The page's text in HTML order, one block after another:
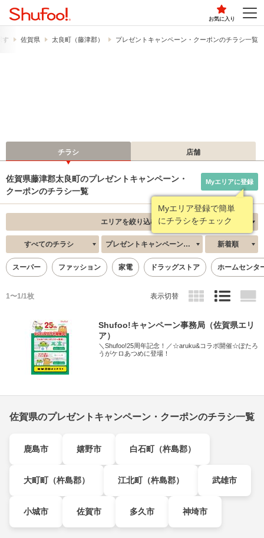
お気に入り
す 佐賀県 太良町（藤津郡） プレゼントキャンペーン・クーポンのチラシ一覧
チラシ 店舗
佐賀県藤津郡太良町のプレゼントキャンペーン・
クーポンのチラシ一覧
Myエリア登録で簡単
にチラシをチェック
Myエリアに登録
エリアを絞り込む
すべてのチラシ プレゼントキャンペーン・クーポン 新着順
スーパー ファッション 家電 ドラッグストア ホームセンタ
1〜1/1枚 表示切替
Shufoo!キャンペーン事務局（佐賀県エリ
ア）
＼Shufoo!25周年記念！／☆aruku&コラボ開催☆ぽたろ
うがケロあつめに登場！
佐賀県のプレゼントキャンペーン・クーポンのチラシ一覧
鹿島市 嬉野市 白石町（杵島郡）
大町町（杵島郡） 江北町（杵島郡） 武雄市
小城市 佐賀市 多久市 神埼市